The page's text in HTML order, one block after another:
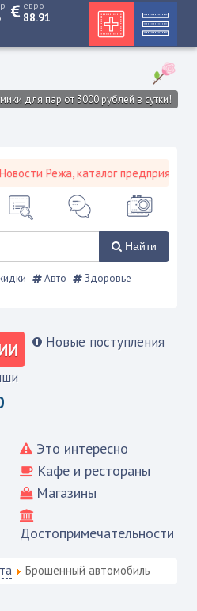
евро
88.91
для пар от 3000 рублей в сутки!
Режа, каталог предприятий,
Найти
Авто
Здоровье
Новые поступления
Это интересно
Кафе и рестораны
Магазины
Достопримечательности
Брошенный автомобиль